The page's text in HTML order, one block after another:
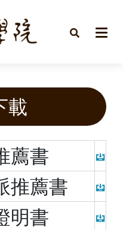
載
薦書
推薦書
明書